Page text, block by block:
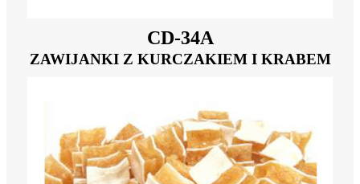
CD-34A
ZAWIJANKI Z KURCZAKIEM I KRABEM